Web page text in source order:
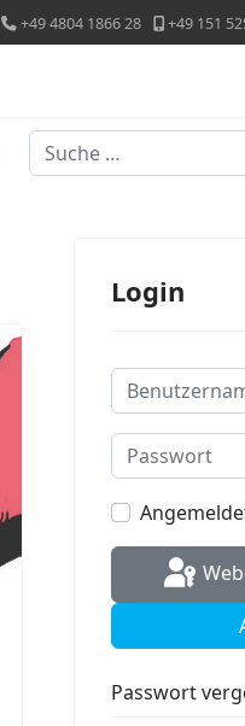
+49 4804 1866 28 +49 151
Suchen
Login
Benutzername
Passwort
Passwort